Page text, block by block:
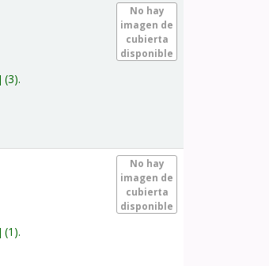
No hay
imagen de
cubierta
disponible
(3).
No hay
imagen de
cubierta
disponible
(1).